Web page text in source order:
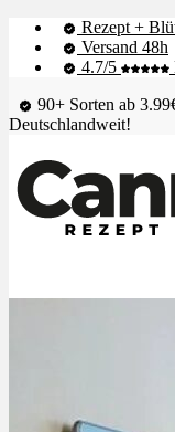
Rezept +
Versand 48h
4.7/5
90+ Sorten ab
Deutschlandweit!